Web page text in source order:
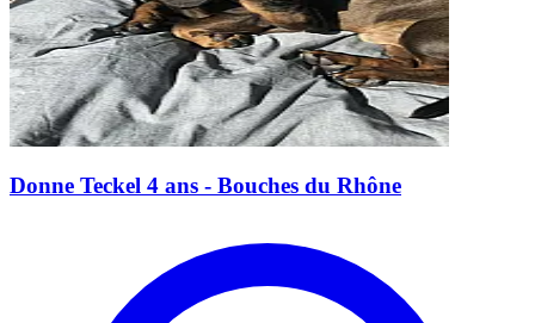
Donne Teckel 4 ans - Bouches du Rhône